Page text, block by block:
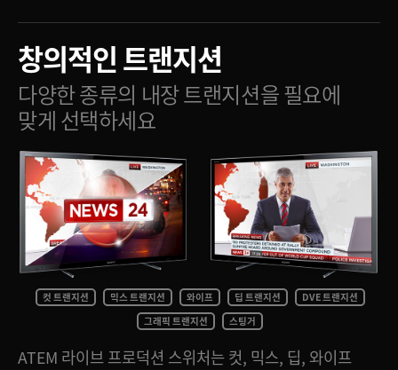
Mexico
Malaysia
Netherlands
New Zealand
Norway
Poland
Portugal
Singapore
South Africa
창의적인 트랜지션
다양한 종류의 내장 트랜지션을 필요에
맞게 선택하세요
컷 트랜지션 믹스 트랜지션 와이프 딥 트랜지션
DVE 트랜지션
그래픽 트랜지션
스팅거
ATEM 라이브 프로덕션 스위처는 컷, 믹스, 딥, 와이프